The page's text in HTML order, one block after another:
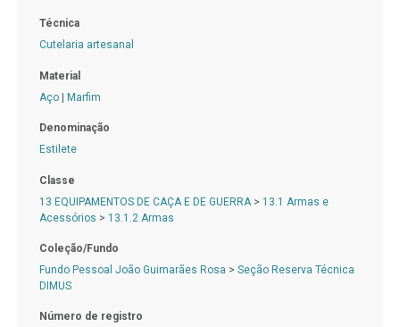
Técnica
Cutelaria artesanal
Material
Aço| Marfim
Denominação
Estilete
Classe
13 EQUIPAMENTOS DE CAÇA E DE GUERRA> 13.1 Armas e
Acessórios > 13.1.2 Armas
Coleção/Fundo
Fundo Pessoal João Guimarães Rosa > Seção Reserva Técnica
DIMUS
Número de registro